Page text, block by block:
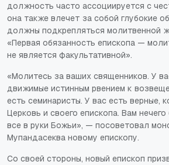
должность часто ассоциируется с
она также влечет за собой глубокие
должны подкрепляться молитвенной
«Первая обязанность епископа —
не является факультативной».
«Молитесь за ваших священников. У
движимые истинным рвением к
есть семинаристы. У вас есть верные,
Церковь и своего епископа. Вам
все в руки Божьи», — посоветовал
Мупандасеква новому епископу.
Со своей стороны, новый епископ